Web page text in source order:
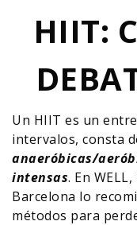
HIIT:
Un HIIT es un
intervalos, consta
anaeróbicas/
intensas. En
Barcelona lo
métodos para